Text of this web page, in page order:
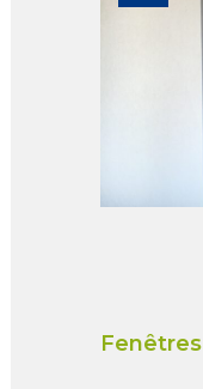
Fenêtres